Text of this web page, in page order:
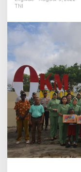
TNI